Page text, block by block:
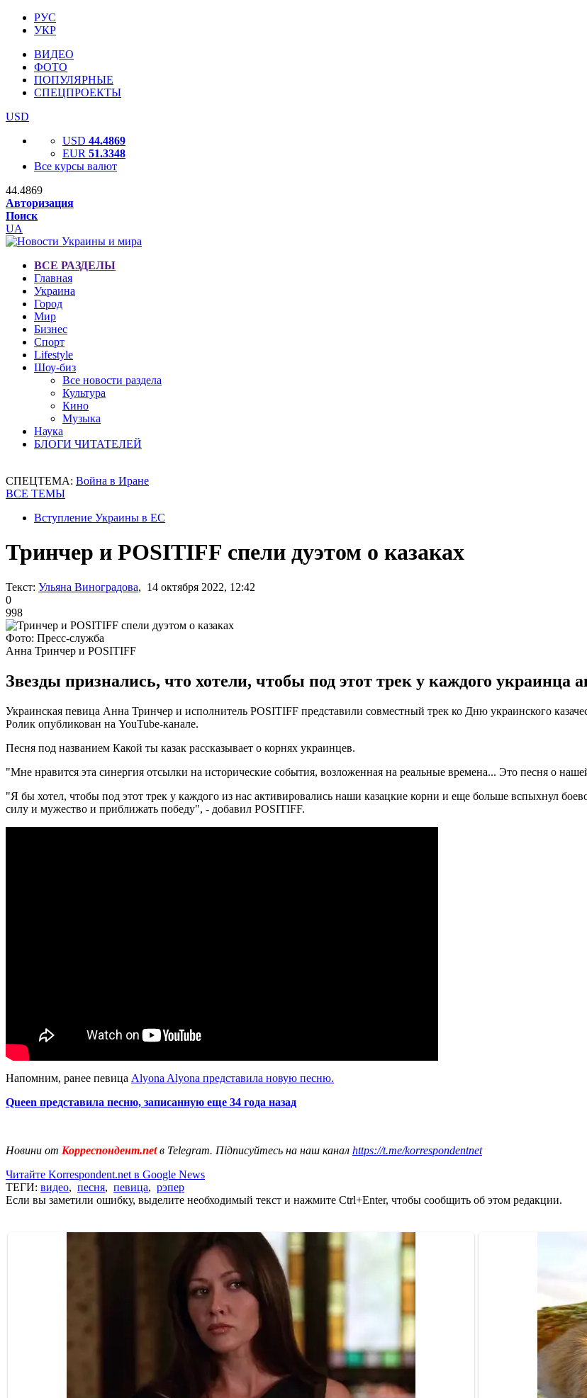
РУС
УКР
ВИДЕО
ФОТО
ПОПУЛЯРНЫЕ
СПЕЦПРОЕКТЫ
USD
USD 44.4869
EUR 51.3348
Все курсы валют
44.4869
Авторизация
Поиск
UA
ВСЕ РАЗДЕЛЫ
Главная
Украина
Город
Мир
Бизнес
Спорт
Lifestyle
Шоу-биз
Все новости раздела
Культура
Кино
Музыка
Наука
БЛОГИ ЧИТАТЕЛЕЙ
СПЕЦТЕМА: Война в Иране
ВСЕ ТЕМЫ
Вступление Украины в ЕС
Тринчер и POSITIFF спели дуэтом о казаках
Текст: Ульяна Виноградова, 14 октября 2022, 12:42
0
998
Фото: Пресс-служба
Анна Тринчер и POSITIFF
Звезды признались, что хотели, чтобы под этот трек у каждого украинца
Украинская певица Анна Тринчер и исполнитель POSITIFF представили совместный трек ко Дню украинского
Ролик опубликован на YouTube-канале.
Песня под названием Какой ты казак рассказывает о корнях украинцев.
"Мне нравится эта синергия отсылки на исторические события, возложенная на реальные времена... Это песня о
"Я бы хотел, чтобы под этот трек у каждого из нас активировались наши казацкие корни и еще больше вспыхнул
силу и мужество и приближать победу", - добавил POSITIFF.
Напомним, ранее певица Alyona Alyona представила новую песню.
Queen представила песню, записанную еще 34 года назад
Новини от Корреспондент.netв Telegram. Підписуйтесь на наш канал https://t.me/korrespondentnet
Читайте Korrespondent.net в Google News
ТЕГИ: видео, песня, певица, рэпер
Если вы заметили ошибку, выделите необходимый текст и нажмите Ctrl+Enter, чтобы сообщить об этом редакции.